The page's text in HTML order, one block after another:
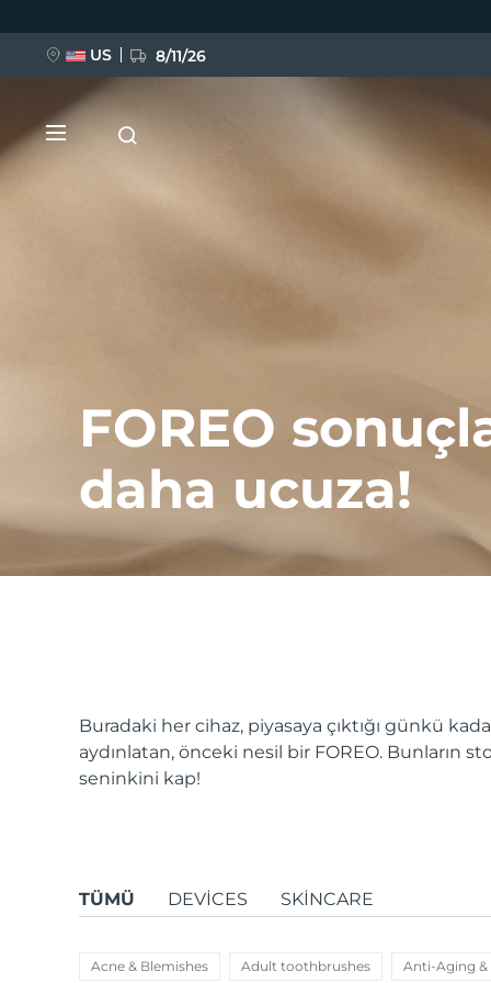
FOREO
daha ucuza!
Buradaki her cihaz, piyasaya çıktığı günkü
aydınlatan, önceki nesil bir FOREO. Bunların
seninkini kap!
TÜMÜ DEVICES SKINCARE
Acne & Blemishes Adult toothbrushes Anti-Aging &
US 8/11/26
FAQ™ Pure Beauty-Tech Elixir
issa™ Teeth Whitening Set
POPÜLER